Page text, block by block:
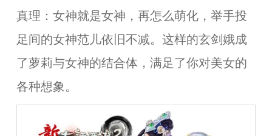
真理：女神就是女神，再怎么萌化，举手投
足间的女神范儿依旧不减。这样的玄剑娥成
了萝莉与女神的结合体，满足了你对美女的
各种想象。